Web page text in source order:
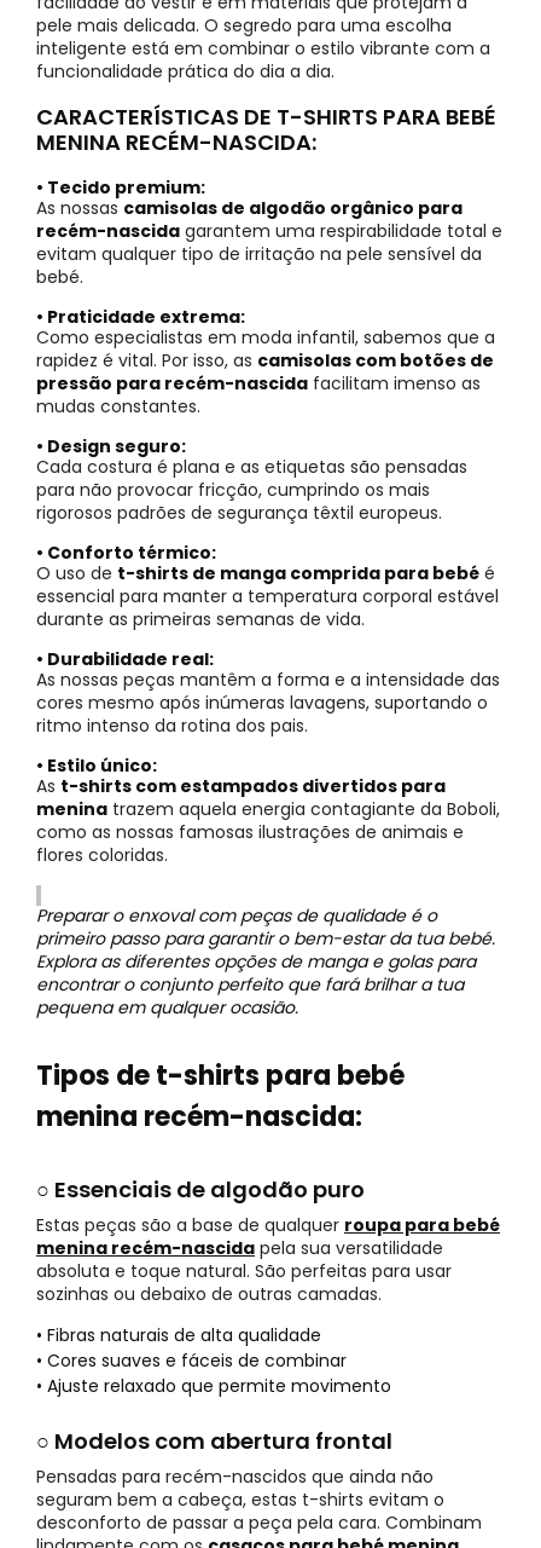
pele mais delicada. O segredo para uma escolha
inteligente está em combinar o estilo vibrante com a
funcionalidade prática do dia a dia.
CARACTERÍSTICAS DE T-SHIRTS PARA BEBÉ
MENINA RECÉM-NASCIDA:
• Tecido premium:
As nossas camisolas de algodão orgânico para
recém-nascida garantem uma respirabilidade total e
evitam qualquer tipo de irritação na pele sensível da
bebé.
• Praticidade extrema:
Como especialistas em moda infantil, sabemos que a
rapidez é vital. Por isso, as camisolas com botões de
pressão para recém-nascida facilitam imenso as
mudas constantes.
• Design seguro:
Cada costura é plana e as etiquetas são pensadas
para não provocar fricção, cumprindo os mais
rigorosos padrões de segurança têxtil europeus.
• Conforto térmico:
O uso de t-shirts de manga comprida para bebé é
essencial para manter a temperatura corporal estável
durante as primeiras semanas de vida.
• Durabilidade real:
As nossas peças mantêm a forma e a intensidade das
cores mesmo após inúmeras lavagens, suportando o
ritmo intenso da rotina dos pais.
• Estilo único:
As t-shirts com estampados divertidos para
menina trazem aquela energia contagiante da Boboli,
como as nossas famosas ilustrações de animais e
flores coloridas.
Preparar o enxoval com peças de qualidade é o
primeiro passo para garantir o bem-estar da tua bebé.
Explora as diferentes opções de manga e golas para
encontrar o conjunto perfeito que fará brilhar a tua
pequena em qualquer ocasião.
Tipos de t-shirts para bebé
menina recém-nascida:
○ Essenciais de algodão puro
Estas peças são a base de qualquer roupa para bebé
menina recém-nascida pela sua versatilidade
absoluta e toque natural. São perfeitas para usar
sozinhas ou debaixo de outras camadas.
• Fibras naturais de alta qualidade
• Cores suaves e fáceis de combinar
• Ajuste relaxado que permite movimento
○ Modelos com abertura frontal
Pensadas para recém-nascidos que ainda não
seguram bem a cabeça, estas t-shirts evitam o
desconforto de passar a peça pela cara. Combinam